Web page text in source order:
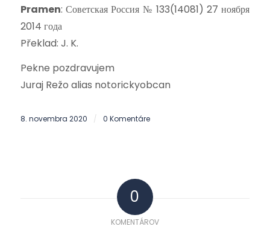
Pramen: Советская Россия № 133(14081) 27 ноября
2014 года
Překlad: J. K.
Pekne pozdravujem
Juraj Režo alias notorickyobcan
8. novembra 2020 / 0 Komentáre
0
KOMENTÁROV